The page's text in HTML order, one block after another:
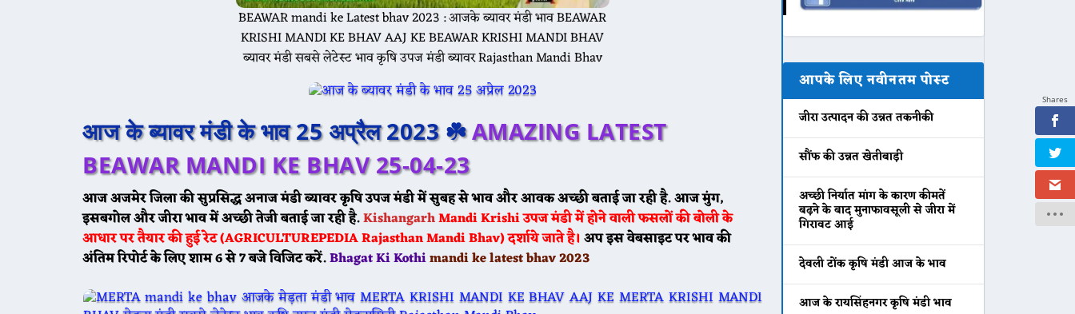
BEAWAR mandi ke Latest bhav 2023 : आजके ब्यावर मंडी भाव BEAWAR
KRISHI MANDI KE BHAV AAJ KE BEAWAR KRISHI MANDI BHAV
ब्यावर मंडी सबसे लेटेस्ट भाव कृषि उपज मंडी ब्यावर Rajasthan Mandi Bhav
आज के ब्यावर मंडी के भाव 25 अप्रैल 2023 ☘️AMAZING LATEST
BEAWAR MANDI KE BHAV 25-04-23
आज अजमेर जिला की सुप्रसिद्ध अनाज मंडीब्यावरकृषि उपज मंडी में सुबह से भाव और आवक अच्छी बताई जा रही है. आज मुंग,
इसबगोल और जीरा भाव में अच्छी तेजी बताई जा रही है.KishangarhMandiKrishi उपज मंडी में होने वाली फसलों की बोली के
आधार पर तैयार की हुई रेट (AGRICULTUREPEDIA Rajasthan Mandi Bhav) दर्शाये जाते है। अप इस वेबसाइट पर भाव की
अंतिम रिपोर्ट के लिए शाम 6 से 7 बजे विजिट करें.Bhagat Ki Kothimandi ke latest bhav 2023
आपके लिए नवीनतम पोस्ट
जीरा उत्पादन की उन्नत तकनीकी
सौंफ की उन्नत खेतीबाड़ी
अच्छी निर्यात मांग के कारण कीमतें
बढ़ने के बाद मुनाफावसूली से जीरा में
गिरावट आई
देवली टोंक कृषि मंडी आज के भाव
आज के रायसिंहनगर कृषि मंडी भाव
Shares